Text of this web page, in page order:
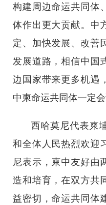
构建周边命运共同体
体作出更大贡献。中
定、加快发展、改善
发展道路，相信中国
边国家带来更多机遇
中柬命运共同体一定会
西哈莫尼代表柬
和全体人民热烈欢迎
尼表示，柬中友好由
造和培育，在双方共
益密切，命运共同体